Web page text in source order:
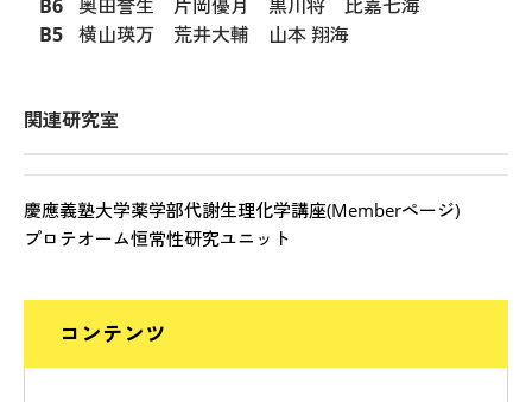
B6 奥田誉生 片岡優月 黒川将 比嘉七海
B5 横山瑛万 荒井大輔 山本 翔海
関連研究室
慶應義塾大学薬学部代謝生理化学講座(Memberページ)
プロテオーム恒常性研究ユニット
コンテンツ